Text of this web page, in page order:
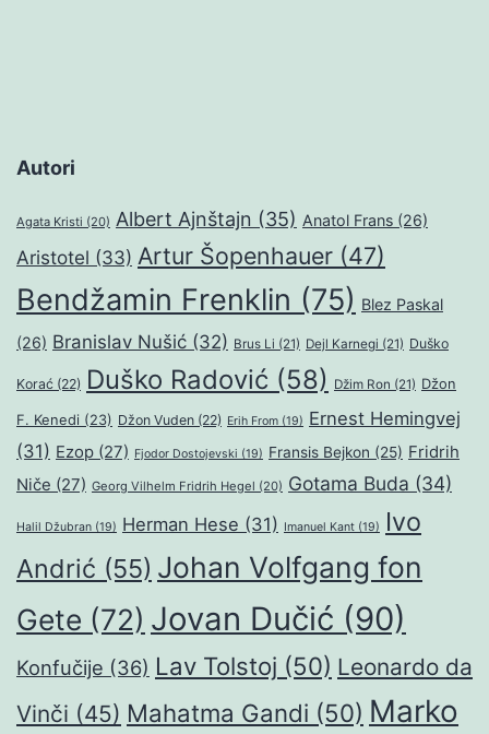
Autori
Agata Kristi (20) Albert Ajnštajn (35) Anatol Frans (26)
Aristotel (33) Artur Šopenhauer (47)
Bendžamin Frenklin (75) Blez Paskal
(26) Branislav Nušić (32) Brus Li (21) Dejl Karnegi (21) Duško
Korać (22) Duško Radović (58) Džim Ron (21) Džon
F. Kenedi (23) Džon Vuden (22) Erih From (19) Ernest Hemingvej
(31) Ezop (27) Fjodor Dostojevski (19) Fransis Bejkon (25) Fridrih
Niče (27) Georg Vilhelm Fridrih Hegel (20) Gotama Buda (34)
Halil Džubran (19) Herman Hese (31) Imanuel Kant (19)
Ivo
Andrić (55) Johan Volfgang fon
Gete (72) Jovan Dučić (90)
Konfučije (36) Lav Tolstoj (50) Leonardo da
Vinči (45) Mahatma Gandi (50) Marko